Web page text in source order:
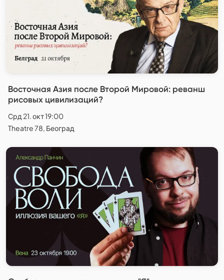
Восточная Азия после Второй Мировой: реванш
рисовых цивилизаций?
Срд 21. окт 19:00
Theatre 78, Београд